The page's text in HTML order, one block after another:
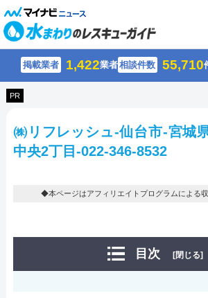
掲載業者 1,422業者相談件数 55,710
PR
㈱リフレッシュ-仙台市-宮城
中央2丁目-022-346-8532
◆本ページはアフィリエイトプログラムによる収
目次 [閉じる]